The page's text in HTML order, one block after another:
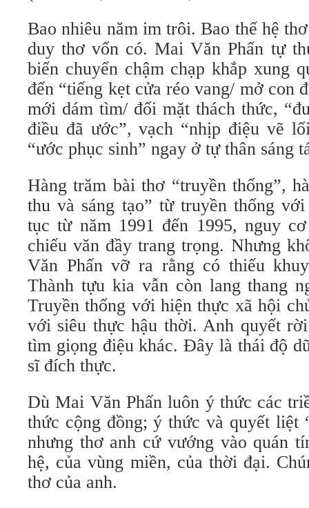
Bao nhiêu năm im trôi. Bao thế hệ
duy thơ vốn có. Mai Văn Phấn tự
biến chuyển chậm chạp khắp xung
đến “tiếng kẹt cửa réo vang/ mở con
mới dám tìm/ đối mặt thách thức,
điều đã ước”, vạch “nhịp điệu vẽ
“ước phục sinh” ngay ở tự thân sáng
Hàng trăm bài thơ “truyền thống”,
thu và sáng tạo” từ truyền thống
tục từ năm 1991 đến 1995, nguy
chiếu văn đầy trang trọng. Nhưng
Văn Phấn vỡ ra rằng có thiếu
Thành tựu kia vẫn còn lang thang
Truyền thống với hiện thực xã hội
với siêu thực hậu thời. Anh quyết
tìm giọng điệu khác. Đây là thái độ
sĩ đích thực.
Dù Mai Văn Phấn luôn ý thức các
thức cộng đồng; ý thức và quyết liệt
nhưng thơ anh cứ vướng vào quán
hệ, của vùng miền, của thời đại.
thơ của anh.